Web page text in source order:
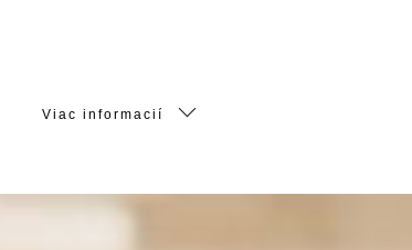
Viac informacií